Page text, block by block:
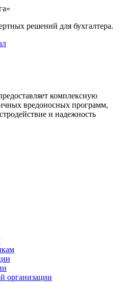
решений для бухгалтера.
комплексную
вредоносных программ,
и надежность
организации